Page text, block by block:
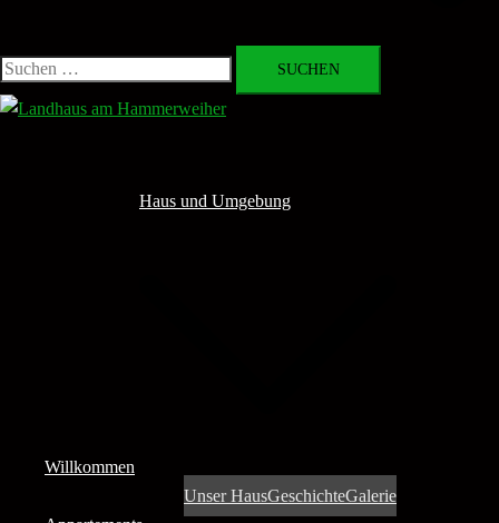
Suchen
nach:
Willkommen
Haus und Umgebung
Unser HausGeschichteGalerie